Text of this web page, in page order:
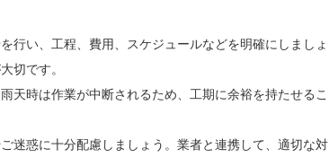
行い、工程、費用、スケジュールなどを明確にしましょ
切です。
天時は作業が中断されるため、工期に余裕を持たせるこ
迷惑に十分配慮しましょう。業者と連携して、適切な対